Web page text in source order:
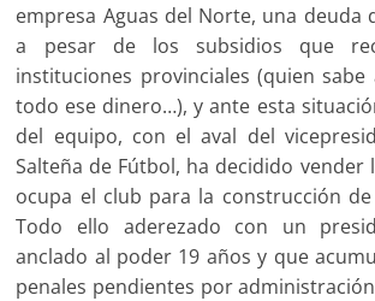
empresa Aguas del Norte, una deuda
a pesar de los subsidios que
instituciones provinciales (quien sabe
todo ese dinero…), y ante esta
del equipo, con el aval del
Salteña de Fútbol, ha decidido
ocupa el club para la construcción
Todo ello aderezado con un
anclado al poder 19 años y que
penales pendientes por